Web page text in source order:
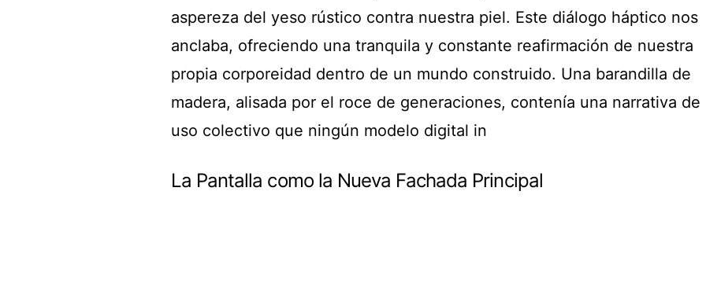
aspereza del yeso rústico contra nuestra piel. Este diálogo háptico nos
anclaba, ofreciendo una tranquila y constante reafirmación de nuestra
propia corporeidad dentro de un mundo construido. Una barandilla de
madera, alisada por el roce de generaciones, contenía una narrativa de
uso colectivo que ningún modelo digital in
La Pantalla como la Nueva Fachada Principal